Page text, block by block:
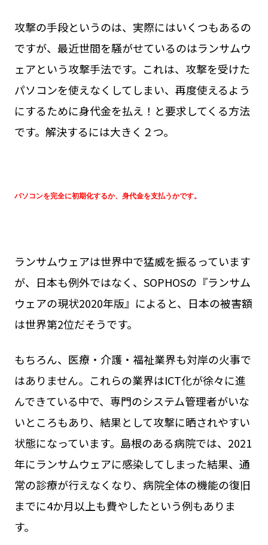
攻撃の手段というのは、実際にはいくつもあるの
ですが、最近世間を騒がせているのはランサムウ
ェアという攻撃手法です。これは、攻撃を受けた
パソコンを使えなくしてしまい、再度使えるよう
にするために身代金を払え！と要求してくる方法
です。解決するには大きく２つ。
パソコンを完全に初期化するか、身代金を支払うかです。
ランサムウェアは世界中で猛威を振るっています
が、日本も例外ではなく、SOPHOSの『ランサム
ウェアの現状2020年版』によると、日本の被害額
は世界第2位だそうです。
もちろん、医療・介護・福祉業界も対岸の火事で
はありません。これらの業界はICT化が徐々に進
んできている中で、専門のシステム管理者がいな
いところもあり、結果として攻撃に晒されやすい
状態になっています。島根のある病院では、2021
年にランサムウェアに感染してしまった結果、通
常の診療が行えなくなり、病院全体の機能の復旧
までに4か月以上も費やしたという例もありま
す。